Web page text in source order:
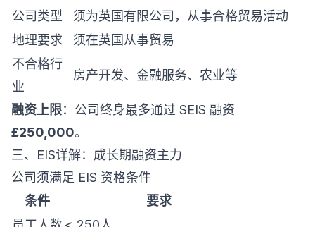
公司类型
须为英国有限公司，从事合格贸易活动
地理要求
须在英国从事贸易
不合格行
业
房产开发、金融服务、农业等
融资上限：公司终身最多通过 SEIS 融资
£250,000。
三、EIS详解：成长期融资主力
公司须满足 EIS 资格条件
条件
要求